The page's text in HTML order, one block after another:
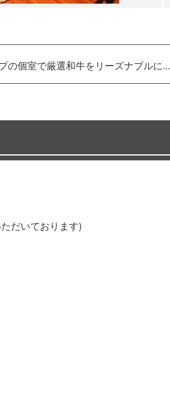
個室で厳選和牛をリーズナブルに...
だいております)